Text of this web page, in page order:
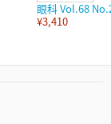
眼科 Vol.68
¥3,410